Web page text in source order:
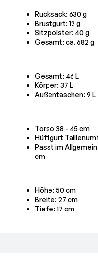
Rucksack: 630 g
Brustgurt: 12 g
Sitzpolster: 40 g
Gesamt: ca. 682 g
Gesamt: 46 L
Körper: 37 L
Außentaschen: 9 L
Torso 38 - 45 cm
Hüftgurt
Passt im
cm
Höhe: 50 cm
Breite: 27 cm
Tiefe: 17 cm